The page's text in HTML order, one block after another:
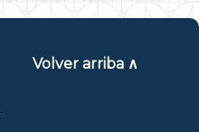
Volver arriba ∧